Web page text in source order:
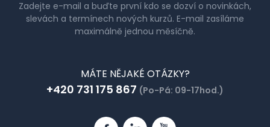
Zadejte e-mail a buďte první kdo se dozví o novinkách,
slevách a termínech nových kurzů. E-mail zasíláme
maximálně jednou měsíčně.
MÁTE NĚJAKÉ OTÁZKY?
+420 731 175 867 (Po-Pá: 09-17hod.)